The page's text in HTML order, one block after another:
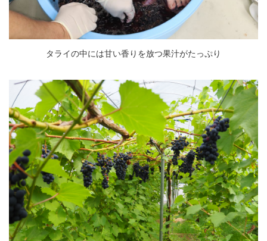
タライの中には甘い香りを放つ果汁がたっぷり